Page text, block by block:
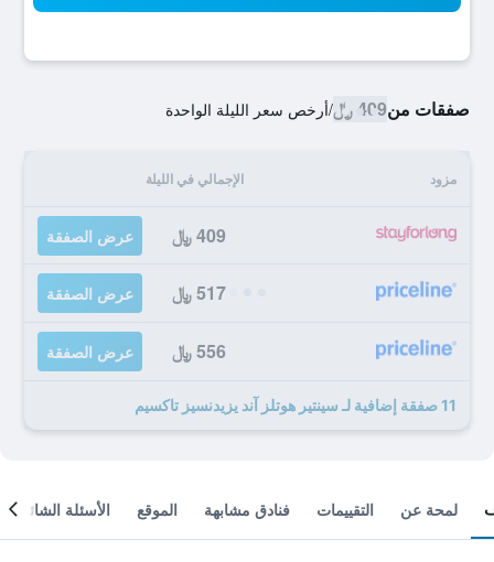
صفقات من409 ﷼ /أرخص سعر الليلة الواحدة
مزود الإجمالي في الليلة
409 ﷼ عرض الصفقة
517 ﷼ عرض الصفقة
556 ﷼ عرض الصفقة
11 صفقة إضافية لـ سينتير هوتلز آند يزيدنسيز تاكسيم
لمحة عن التقييمات فنادق مشابهة الموقع الأسئلة الشائعة